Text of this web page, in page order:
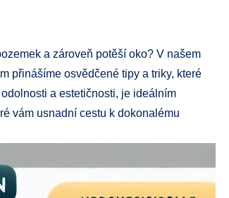
a zároveň potěší oko? V našem
přinášíme osvědčené tipy a triky, které
a estetičnosti, je ideálním
vám usnadní cestu k dokonalému